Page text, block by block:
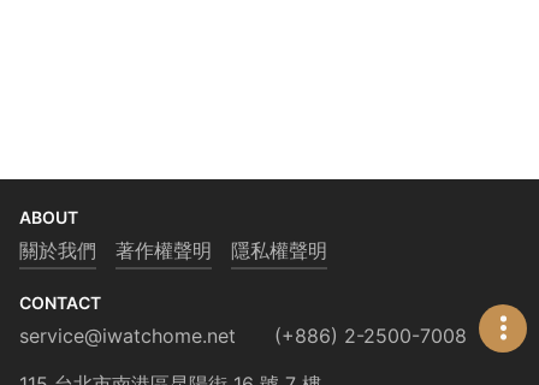
ABOUT
關於我們 著作權聲明 隱私權聲明
CONTACT
service@iwatchome.net
(+886) 2-2500-7008